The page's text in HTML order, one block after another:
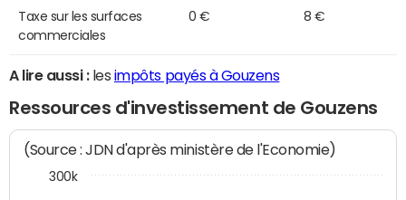
Taxe sur les surfaces
commerciales
0 € 8 €
A lire aussi :les impôts payés à Gouzens
Ressources d'investissement de Gouzens
(Source : JDN d'après ministère de l'Economie)
300k